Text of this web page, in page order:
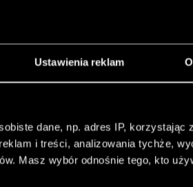
Ustawienia reklam
dane, np. adres IP, korzystając
i treści, analizowania tychże,
Masz wybór odnośnie tego, kto
Twórcy gry,
rozległych i
i gadżetów.
wyniesie39,99 zł.
podróż w czasie.
stać się naukowcem,
i uratować